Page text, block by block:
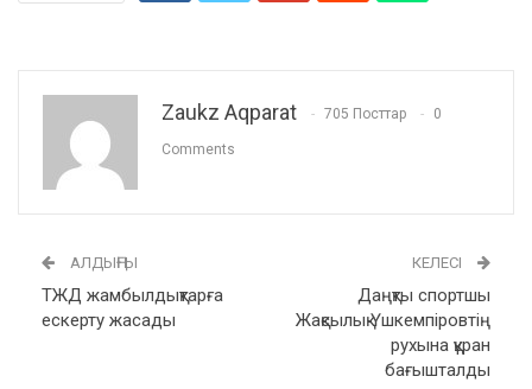
Zaukz Aqparat 705 Посттар 0
Comments
АЛДЫҢҒЫ
ТЖД жамбылдықтарға
ескерту жасады
КЕЛЕСІ
Даңқты спортшы
Жақсылық Үшкемпіровтің
рухына құран
бағышталды